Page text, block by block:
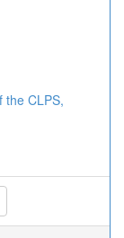
the CLPS,